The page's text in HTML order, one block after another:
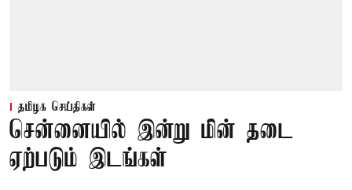
தமிழக செய்திகள்
சென்னையில் இன்று மின் தடை
ஏற்படும் இடங்கள்